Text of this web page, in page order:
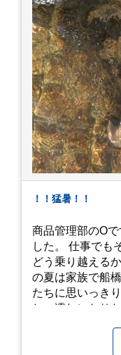
！！猛暑！！
商品管理部のOです。 今年も暑い夏が
した。 仕事でも
どう乗り越えるか
の夏は家族で船
たちに思いっき
しょ濡れになりな
みようと思いま